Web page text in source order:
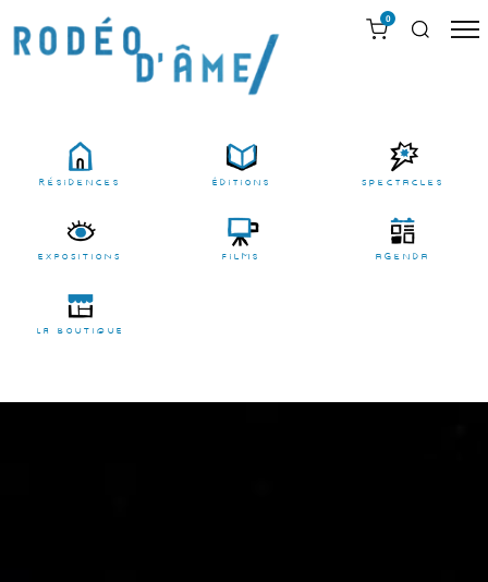
0
résidences Éditions Spectacles
EXPOSITIONS films agenda
LA BOUTIQUE